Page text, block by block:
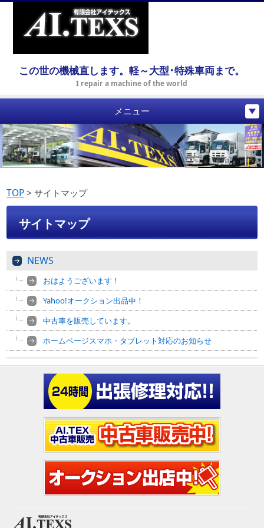
この世の機械直します。軽～大型･特殊車両まで。
I repair a machine of the world
メニュー
TOP>サイトマップ
サイトマップ
NEWS
おはようございます！
Yahoo!オークション出品中！
中古車を販売しています。
ホームページスマホ・タブレット対応のお知らせ